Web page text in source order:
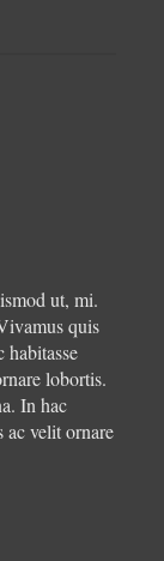
ut, mi.
quis
habitasse
lobortis.
In hac
ac velit ornare